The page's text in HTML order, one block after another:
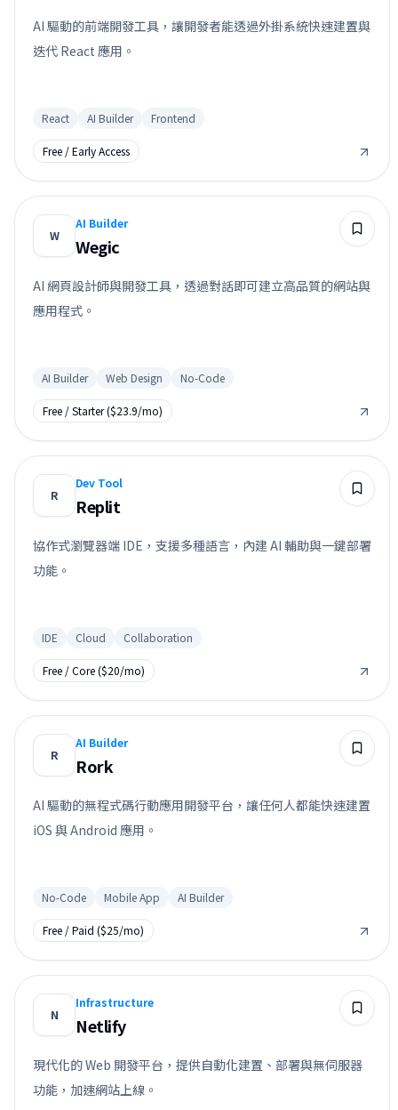
AI 驅動的前端開發工具，讓開發者能透過外掛系統快速建置與
迭代 React 應用。
React AI Builder Frontend
Free / Early Access
W
AI Builder
Wegic
AI 網頁設計師與開發工具，透過對話即可建立高品質的網站與
應用程式。
AI Builder Web Design No-Code
Free / Starter ($23.9/mo)
R
Dev Tool
Replit
協作式瀏覽器端 IDE，支援多種語言，內建 AI 輔助與一鍵部署
功能。
IDE Cloud Collaboration
Free / Core ($20/mo)
R
AI Builder
Rork
AI 驅動的無程式碼行動應用開發平台，讓任何人都能快速建置
iOS 與 Android 應用。
No-Code Mobile App AI Builder
Free / Paid ($25/mo)
N
Infrastructure
Netlify
現代化的 Web 開發平台，提供自動化建置、部署與無伺服器
功能，加速網站上線。